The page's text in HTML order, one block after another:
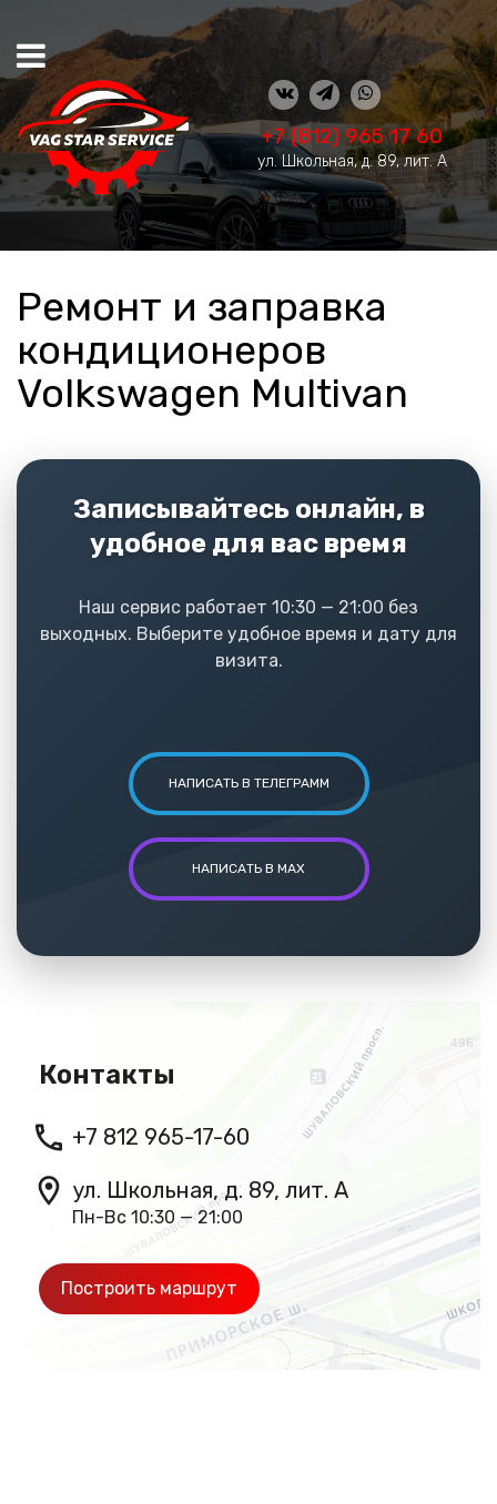
+7 (812) 965 17 60
ул. Школьная, д. 89, лит. А
Ремонт и заправка
кондиционеров
Volkswagen Multivan
Записывайтесь онлайн, в
удобное для вас время
Наш сервис работает 10:30 — 21:00 без
выходных. Выберите удобное время и дату для
визита.
НАПИСАТЬ В ТЕЛЕГРАММ
НАПИСАТЬ В MAX
Контакты
+7 812 965-17-60
ул. Школьная, д. 89, лит. А
Пн-Вс 10:30 — 21:00
Построить маршрут